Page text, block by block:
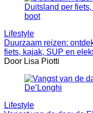
Lifestyle
Duurzaam reizen:
fiets, kajak, SUP en
Door Lisa Piotti
Lifestyle